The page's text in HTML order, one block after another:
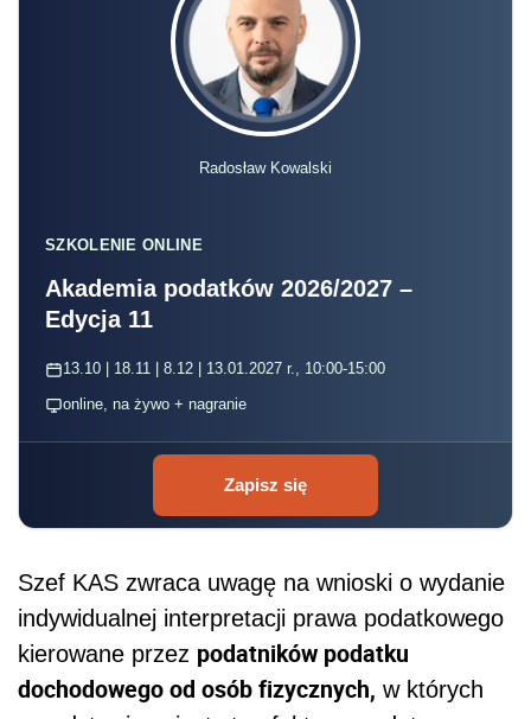
Radosław Kowalski
SZKOLENIE ONLINE
Akademia podatków 2026/2027 –
Edycja 11
13.10 | 18.11 | 8.12 | 13.01.2027 r., 10:00-15:00
online, na żywo + nagranie
Zapisz się
Szef KAS zwraca uwagę na wnioski o wydanie
indywidualnej interpretacji prawa podatkowego
kierowane przez podatników podatku
dochodowego od osób fizycznych, w których